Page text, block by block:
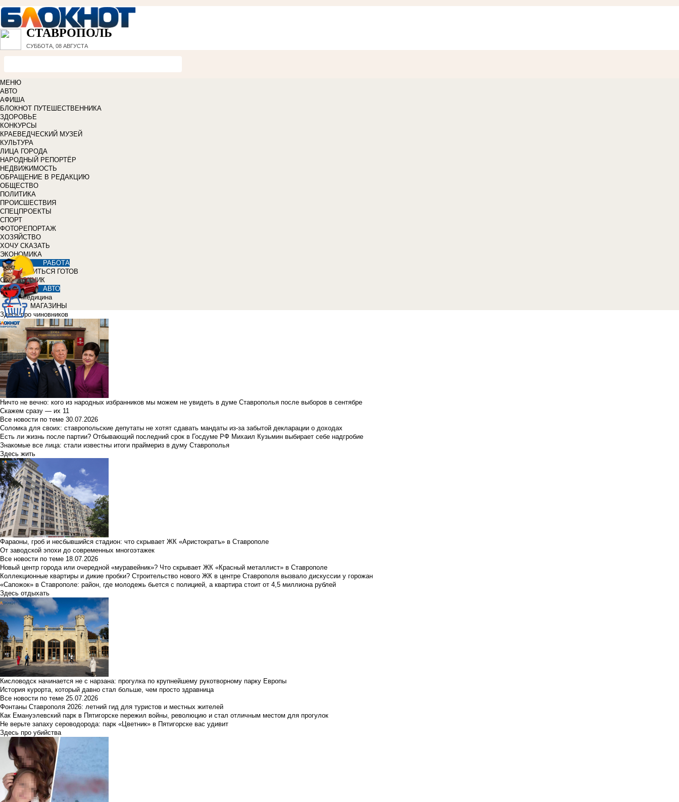
СТАВРОПОЛЬ
СУББОТА, 08 АВГУСТА
МЕНЮ
АВТО
АФИША
БЛОКНОТ ПУТЕШЕСТВЕННИКА
ЗДОРОВЬЕ
КОНКУРСЫ
КРАЕВЕДЧЕСКИЙ МУЗЕЙ
КУЛЬТУРА
ЛИЦА ГОРОДА
НАРОДНЫЙ РЕПОРТЁР
НЕДВИЖИМОСТЬ
ОБРАЩЕНИЕ В РЕДАКЦИЮ
ОБЩЕСТВО
ПОЛИТИКА
ПРОИСШЕСТВИЯ
СПЕЦПРОЕКТЫ
СПОРТ
ФОТОРЕПОРТАЖ
ХОЗЯЙСТВО
ХОЧУ СКАЗАТЬ
ЭКОНОМИКА
РАБОТА
УЧИТЬСЯ ГОТОВ
СПРАВОЧНИК
АВТО
Медицина
МАГАЗИНЫ
Здесь про чиновников
Ничто не вечно: кого из народных избранников мы можем не увидеть в думе Ставрополья после выборов в сентябре
Скажем сразу — их 11
Все новости по теме 30.07.2026
Соломка для своих: ставропольские депутаты не хотят сдавать мандаты из-за забытой декларации о доходах
Есть ли жизнь после партии? Отбывающий последний срок в Госдуме РФ Михаил Кузьмин выбирает себе надгробие
Знакомые все лица: стали известны итоги праймериз в думу Ставрополья
Здесь жить
Фараоны, гроб и несбывшийся стадион: что скрывает ЖК «Аристократъ» в Ставрополе
От заводской эпохи до современных многоэтажек
Все новости по теме 18.07.2026
Новый центр города или очередной «муравейник»? Что скрывает ЖК «Красный металлист» в Ставрополе
Коллекционные квартиры и дикие пробки? Строительство нового ЖК в центре Ставрополя вызвало дискуссии у горожан
«Сапожок» в Ставрополе: район, где молодежь бьется с полицией, а квартира стоит от 4,5 миллиона рублей
Здесь отдыхать
Кисловодск начинается не с нарзана: прогулка по крупнейшему рукотворному парку Европы
История курорта, который давно стал больше, чем просто здравница
Все новости по теме 25.07.2026
Фонтаны Ставрополя 2026: летний гид для туристов и местных жителей
Как Емануэлевский парк в Пятигорске пережил войны, революцию и стал отличным местом для прогулок
Не верьте запаху сероводорода: парк «Цветник» в Пятигорске вас удивит
Здесь про убийства